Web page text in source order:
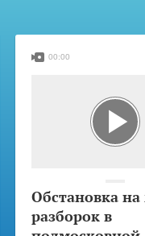
Обстановка на
разборок в
00:00